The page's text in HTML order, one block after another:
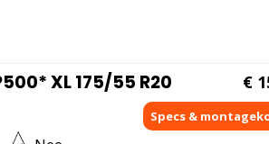
XL 175/55 R20
€